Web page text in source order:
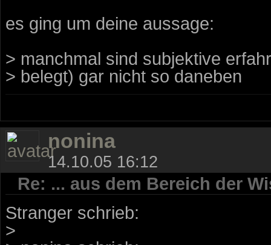
es ging um deine aussage:
> manchmal sind subjektive
> belegt) gar nicht so daneben
nonina
14.10.05 16:12
Re: ... aus dem Bereich der
Stranger schrieb:
>